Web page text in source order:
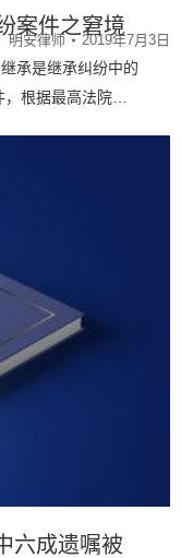
案件之窘境
明安律师 2019年7月3日
承是继承纠纷中的
根据最高法院…
六成遗嘱被